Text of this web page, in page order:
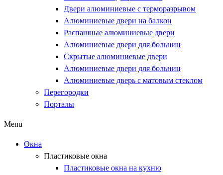
Двери алюминиевые с терморазрывом
Алюминиевые двери на балкон
Распашные алюминиевые двери
Алюминиевые двери для больниц
Скрытые алюминиевые двери
Алюминиевые двери для больниц
Алюминиевые дверь с матовым стеклом
Перегородки
Порталы
Menu
Окна
Пластиковые окна
Пластиковые окна на кухню